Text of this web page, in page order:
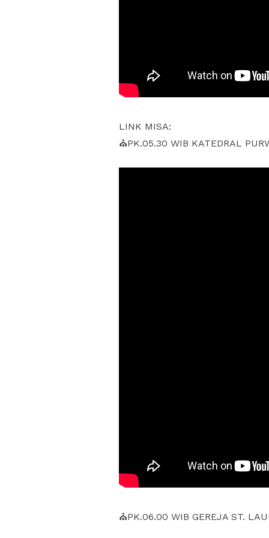
LINK MISA:
⛪PK.05.30 WIB KATEDRAL
⛪PK.06.00 WIB GEREJA ST.